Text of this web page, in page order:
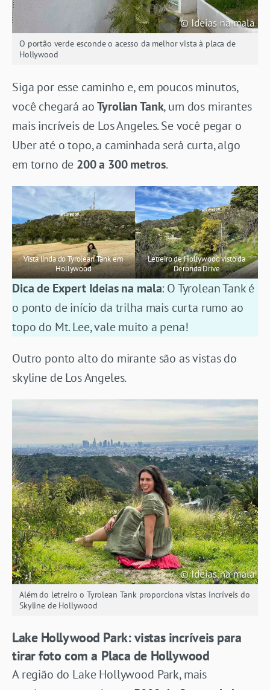
O portão verde esconde o acesso da melhor vista à placa de
Hollywood
Siga por esse caminho e, em poucos minutos,
você chegará aoTyrolian Tank, um dos mirantes
mais incríveis de Los Angeles. Se você pegar o
Uber até o topo, a caminhada será curta, algo
em torno de 200 a 300 metros.
Vista linda do Tyrolean Tank em
Hollywood
Letreiro de Hollywood visto da
Deronda Drive
Dica de Expert Ideias na mala: O Tyrolean Tank é
o ponto de início da trilha mais curta rumo ao
topo do Mt. Lee, vale muito a pena!
Outro ponto alto do mirante são as vistas do
skyline de Los Angeles.
Além do letreiro o Tyrolean Tank proporciona vistas incríveis do
Skyline de Hollywood
Lake Hollywood Park: vistas incríveis para
tirar foto com a Placa de Hollywood
A região do Lake Hollywood Park, mais